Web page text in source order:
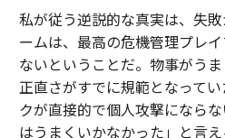
私が従う逆説的な真実は、失
ームは、最高の危機管理プレ
ないということだ。物事がうま
正直さがすでに規範となって
クが直接的で個人攻撃になら
はうまくいかなかった」と言